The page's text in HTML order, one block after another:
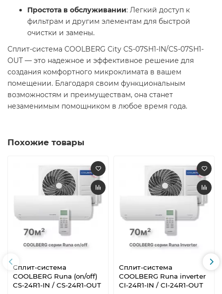
Простота в обслуживании: Легкий доступ к
фильтрам и другим элементам для быстрой
очистки и замены.​
Сплит-система COOLBERG City CS-07SH1-IN/CS-07SH1-
OUT — это надежное и эффективное решение для
создания комфортного микроклимата в вашем
помещении. Благодаря своим функциональным
возможностям и преимуществам, она станет
незаменимым помощником в любое время года.​
Похожие товары
Сплит-система
СOOLBERG Runa (on/off)
CS-24R1-IN / CS-24R1-OUT
Сплит-система
СOOLBERG Runa inverter
CI-24R1-IN / CI-24R1-OUT